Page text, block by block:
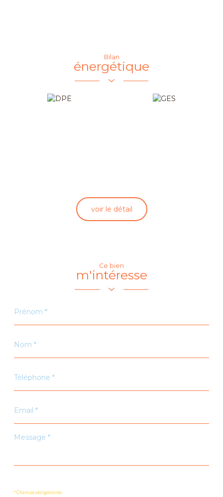
Collège
Pratique
Bureau de
Bilan
énergétique
voir le détail
Ce bien
m'intéresse
*
*
*
Message
* Champs obligatoires